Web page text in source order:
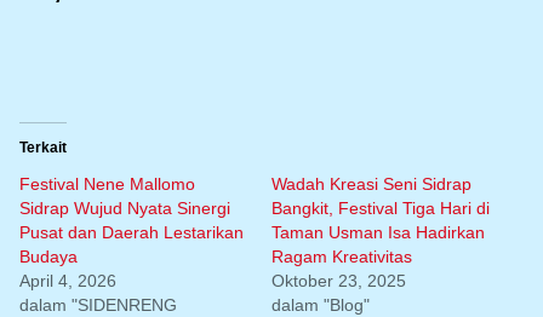
Terkait
Festival Nene Mallomo
Sidrap Wujud Nyata Sinergi
Pusat dan Daerah Lestarikan
Budaya
April 4, 2026
dalam "SIDENRENG
Wadah Kreasi Seni Sidrap
Bangkit, Festival Tiga Hari di
Taman Usman Isa Hadirkan
Ragam Kreativitas
Oktober 23, 2025
dalam "Blog"